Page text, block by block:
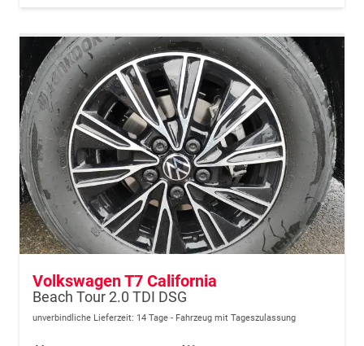
Volkswagen T7 California
Beach Tour 2.0 TDI DSG
unverbindliche Lieferzeit: 14 Tage Fahrzeug mit Tageszulassung